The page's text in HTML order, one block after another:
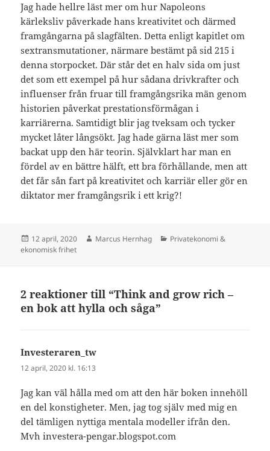
Jag hade hellre läst mer om hur Napoleons
kärleksliv påverkade hans kreativitet och därmed
framgångarna på slagfälten. Detta enligt kapitlet om
sextransmutationer, närmare bestämt på sid 215 i
denna storpocket. Där står det en halv sida om just
det som ett exempel på hur sådana drivkrafter och
influenser från fruar till framgångsrika män genom
historien påverkat prestationsförmågan i
karriärerna. Samtidigt blir jag tveksam och tycker
mycket låter långsökt. Jag hade gärna läst mer som
backat upp den här teorin. Självklart har man en
fördel av en bättre hälft, ett bra förhållande, men att
det får sån fart på kreativitet och karriär eller gör en
diktator mer framgångsrik i ett krig?!
Postat
12 april, 2020 Författare
Marcus Hernhag Kategorier
Privatekonomi &
ekonomisk frihet
2 reaktioner till “Think and grow rich –
en bok att hylla och såga”
Investeraren_tw
12 april, 2020 kl. 16:13
Jag kan väl hålla med om att den här boken innehöll
en del konstigheter. Men, jag tog själv med mig en
del tämligen nyttiga mentala modeller ifrån den.
Mvh investera-pengar.blogspot.com